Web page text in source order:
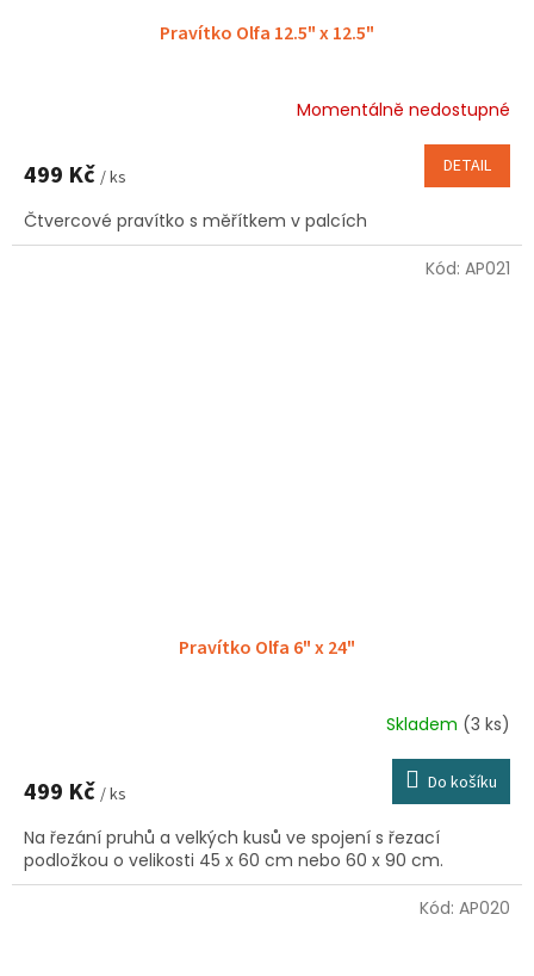
Pravítko Olfa 12.5" x 12.5"
je
z
5
Momentálně nedostupné
499 Kč / ks DETAIL
Čtvercové pravítko s měřítkem v palcích
Pravítko Olfa 6" x 24"
Skladem (3 ks)
499 Kč / ks Do košíku
Na řezání pruhů a velkých kusů ve spojení s řezací
podložkou o velikosti 45 x 60 cm nebo 60 x 90 cm.
Kód: AP021
Kód: AP020